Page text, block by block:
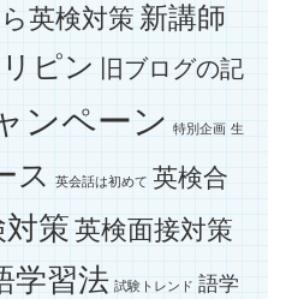
英検対策 新講師
ピン 旧ブログの記
ンペーン 特別企画 生
ス 英会話は初めて 英検合
策 英検面接対策
学習法 試験トレンド 語学